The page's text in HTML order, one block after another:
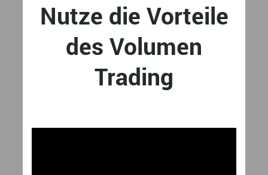
Nutze die Vorteile
des Volumen
Trading